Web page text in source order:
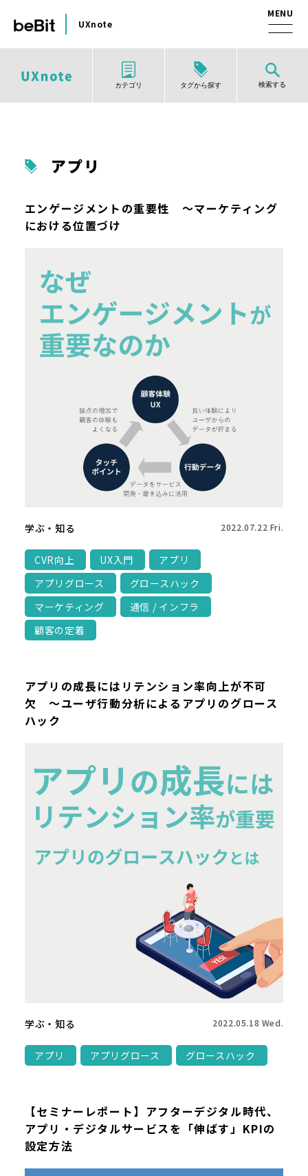
UXnote
カテゴリ タグから探す 検索する
アプリ
エンゲージメントの重要性 ～マーケティング
における位置づけ
学ぶ・知る 2022.07.22 Fri.
CVR向上 UX入門
アプリ
アプリグロース
グロースハック
マーケティング
通信 / インフラ
顧客の定着
アプリの成長にはリテンション率向上が不可
欠 ～ユーザ行動分析によるアプリのグロース
ハック
学ぶ・知る 2022.05.18 Wed.
アプリ アプリグロース グロースハック
【セミナーレポート】アフターデジタル時代、
アプリ・デジタルサービスを「伸ばす」KPIの
設定方法